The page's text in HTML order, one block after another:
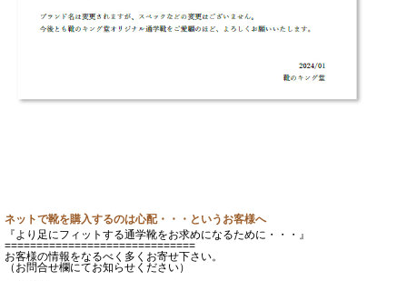
ネットで靴を購入するのは心配・・・というお客様へ
『より足にフィットする通学靴をお求めになるために・・・』
==============================
お客様の情報をなるべく多くお寄せ下さい。
（お問合せ欄にてお知らせください）